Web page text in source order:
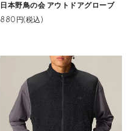
日本野鳥の会 アウトドアグローブ
880円(税込)